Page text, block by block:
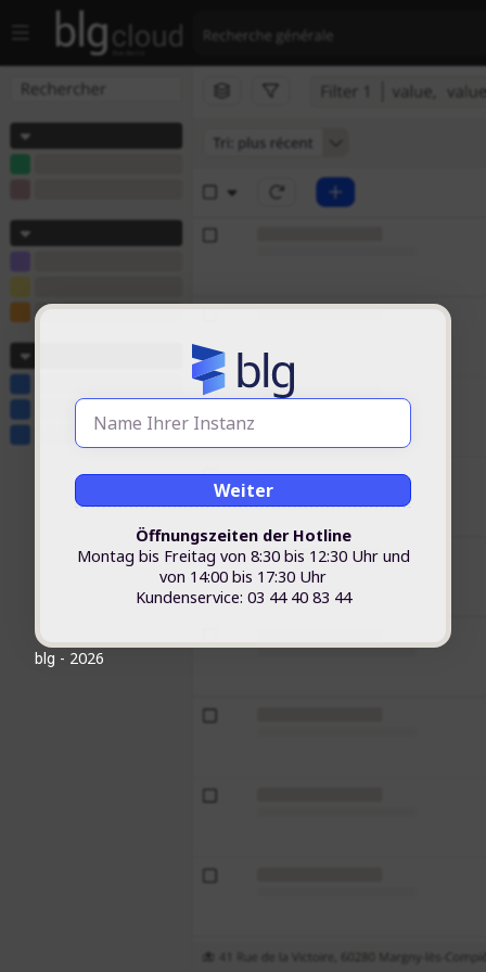
Weiter
Öffnungszeiten der Hotline
Montag bis Freitag von 8:30 bis 12:30 Uhr und
von 14:00 bis 17:30 Uhr
Kundenservice: 03 44 40 83 44
blg - 2026